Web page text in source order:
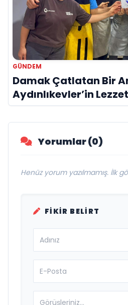
GÜNDEM
Damak Çatlatan Bir
Aydınlıkevler’in
Damak
Yorumlar (0)
Henüz yorum yazılmamış. İlk
FIKIR BELIRT